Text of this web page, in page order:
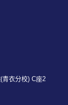
青衣分校) C座2